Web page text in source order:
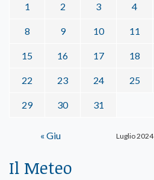
Luglio 2024
1 2 3 4
8 9 10 11
15 16 17 18
22 23 24 25
29 30 31
« Giu
Il Meteo